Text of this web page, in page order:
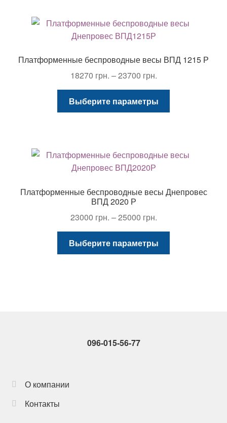
Опции
на
товара.
Платформенные беспроводные весы ВПД 1215 Р
18270 грн. –23700 грн.Диапазон
цен:
18270 грн.
–
Выберите параметры
Опции
на
Платформенные беспроводные весы Днепровес
ВПД 2020 Р
23000 грн. –25000 грн.Диапазон
цен:
23000 грн.
–
Выберите параметры
096-015-56-77
О компании
Контакты